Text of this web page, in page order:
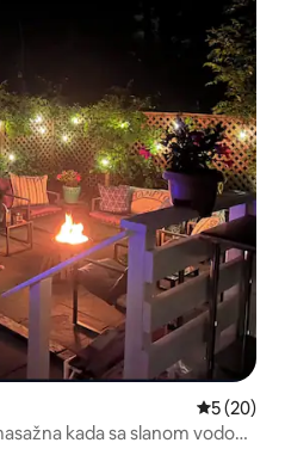
Prosječna
5 (20)
kada sa slanom vodom